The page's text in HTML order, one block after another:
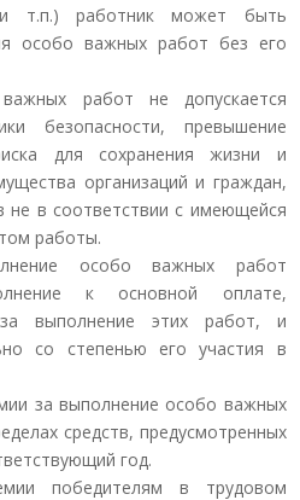
т.п.) работник может быть
особо важных работ без его
работ не допускается
безопасности, превышение
для сохранения жизни и
организаций и граждан,
не в соответствии с имеющейся
работы.
особо важных работ
к основной оплате,
за выполнение этих работ, и
со степенью его участия в
за выполнение особо важных
средств, предусмотренных
год.
победителям в трудовом